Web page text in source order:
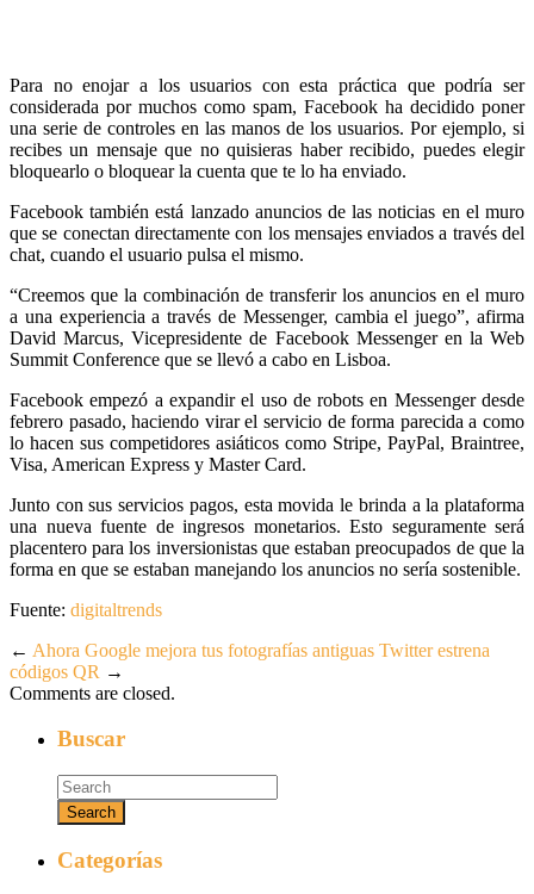
Para no enojar a los usuarios con esta práctica que podría ser
considerada por muchos como spam, Facebook ha decidido poner
una serie de controles en las manos de los usuarios. Por ejemplo, si
recibes un mensaje que no quisieras haber recibido, puedes elegir
bloquearlo o bloquear la cuenta que te lo ha enviado.
Facebook también está lanzado anuncios de las noticias en el muro
que se conectan directamente con los mensajes enviados a través del
chat, cuando el usuario pulsa el mismo.
“Creemos que la combinación de transferir los anuncios en el muro
a una experiencia a través de Messenger, cambia el juego”, afirma
David Marcus, Vicepresidente de Facebook Messenger en la Web
Summit Conference que se llevó a cabo en Lisboa.
Facebook empezó a expandir el uso de robots en Messenger desde
febrero pasado, haciendo virar el servicio de forma parecida a como
lo hacen sus competidores asiáticos como Stripe, PayPal, Braintree,
Visa, American Express y Master Card.
Junto con sus servicios pagos, esta movida le brinda a la plataforma
una nueva fuente de ingresos monetarios. Esto seguramente será
placentero para los inversionistas que estaban preocupados de que la
forma en que se estaban manejando los anuncios no sería sostenible.
Fuente: digitaltrends
← Ahora Google mejora tus fotografías antiguas Twitter estrena
códigos QR →
Comments are closed.
Buscar
Categorías